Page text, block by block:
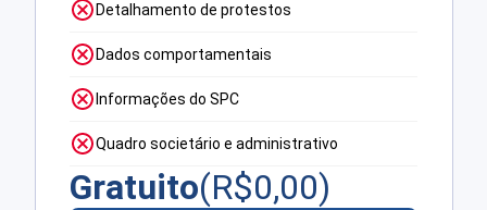
Detalhamento de protestos
Dados comportamentais
Informações do SPC
Quadro societário e administrativo
Gratuito(R$0,00)